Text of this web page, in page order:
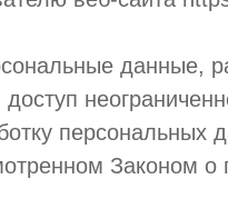
данные,
персональных
Законом